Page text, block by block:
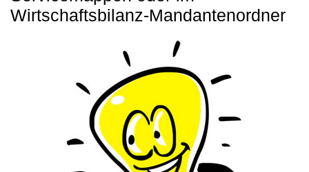
Wirtschaftsbilanz-Mandantenordner